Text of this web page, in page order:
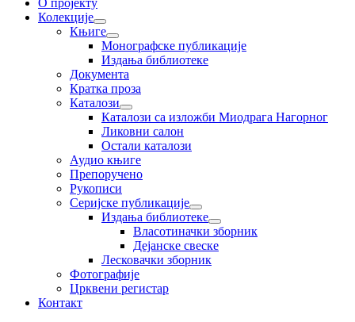
О пројекту
Колекције
Књиге
Монографске публикације
Издања библиотеке
Документа
Кратка проза
Каталози
Каталози са изложби Миодрага Нагорног
Ликовни салон
Остали каталози
Аудио књиге
Препоручено
Рукописи
Серијске публикације
Издања библиотеке
Власотиначки зборник
Дејанске свеске
Лесковачки зборник
Фотографије
Црквени регистар
Контакт